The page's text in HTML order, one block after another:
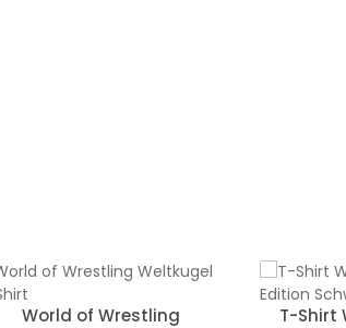
World of Wrestling
T-Shirt